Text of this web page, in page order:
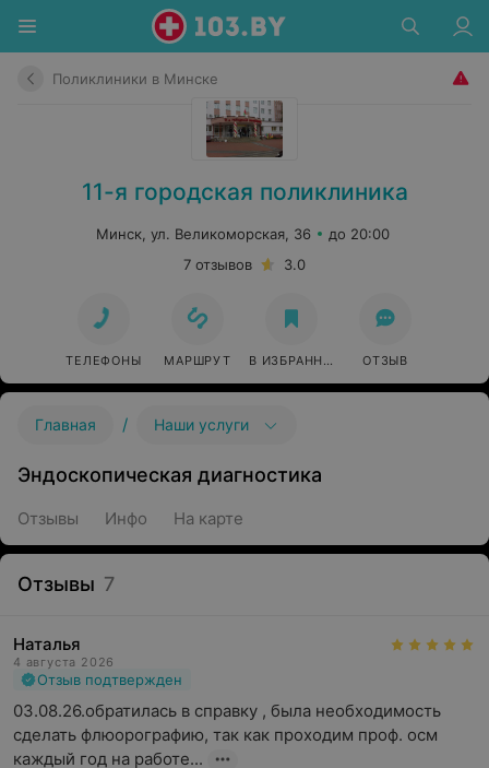
Поликлиники в Минске
11-я городская поликлиника
Минск, ул. Великоморская, 36
до 20:00
7 отзывов
3.0
ТЕЛЕФОНЫ МАРШРУТ В ИЗБРАННОЕ ОТЗЫВ
Главная / Наши услуги
Эндоскопическая диагностика
Отзывы Инфо На карте
Отзывы 7
Наталья
4 августа 2026
Отзыв подтвержден
03.08.26.обратилась в справку , была необходимость
сделать флюорографию, так как проходим проф. осм
каждый год на работе...